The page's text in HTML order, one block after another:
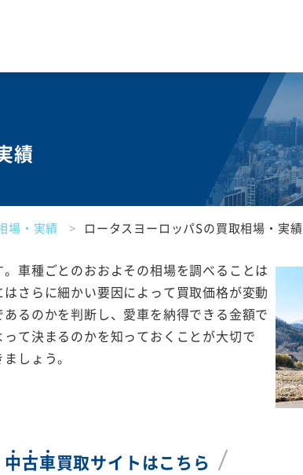
績
場・実績 ロータスヨーロッパSの買取相場・実績
車種ごとのおおよその相場を調べることは
さらに細かい要因によって買取価格が変動
るのかを判断し、愛車を納得できる金額で
て決まるのかを知っておくことが大切で
しょう。
中古車買取サイトはこちら